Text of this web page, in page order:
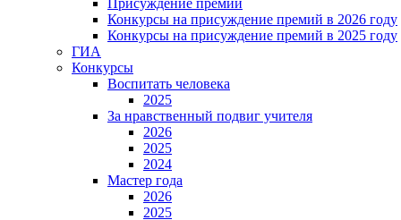
Конкурсы на присуждение премий в 2026 году
Конкурсы на присуждение премий в 2025 году
ГИА
Конкурсы
Воспитать человека
2025
За нравственный подвиг учителя
2026
2025
2024
Мастер года
2026
2025